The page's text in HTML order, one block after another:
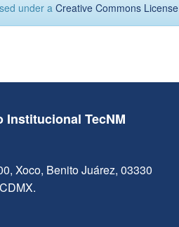
under a Creative Commons License
Institucional TecNM
Xoco, Benito Juárez, 03330